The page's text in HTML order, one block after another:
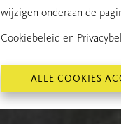
wijzigen onderaan de
Cookiebeleid en
ALLE COOKIES